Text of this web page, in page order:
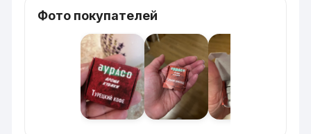
Фото покупателей